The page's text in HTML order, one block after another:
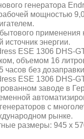
генератора
мощностью
применения
энергии.
ESE 1306 DHS-
объемом 16
часов без
ESE 1306 DHS-
заводе в
с
рынке.
размеры: 945 х